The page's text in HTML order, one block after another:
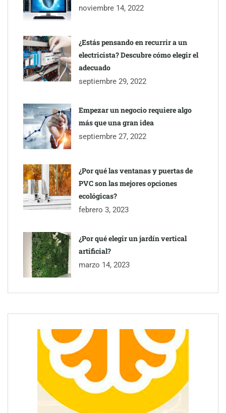
TBKids impulsa su expansión nacional con un modelo de
franquicia que redefine la educación tecnológica
Millones de desplazamientos en verano reabren el debate sobre
la seguridad en las carreteras, según SMA Road Safety
Perfumería Laura incorpora Nasomatto a su selección de
noviembre 14, 2022
¿Estás pensando en recurrir a un
electricista? Descubre cómo elegir el
adecuado
septiembre 29, 2022
Empezar un negocio requiere algo
más que una gran idea
septiembre 27, 2022
¿Por qué las ventanas y puertas de
PVC son las mejores opciones
ecológicas?
febrero 3, 2023
¿Por qué elegir un jardín vertical
artificial?
marzo 14, 2023